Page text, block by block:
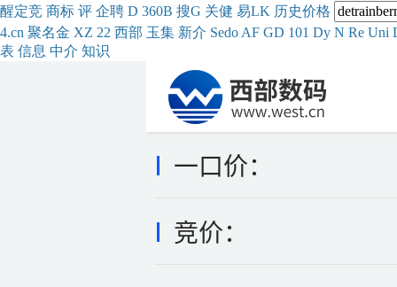
醒定竞 商标 评 企聘 D 360B 搜G 关健 易LK 历史价格
4.cn 聚名金 XZ 22 西部 玉集 新介 Sedo AF GD 101 Dy N Re Uni
表 信息 中介 知识